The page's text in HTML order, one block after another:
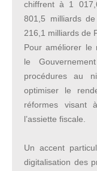
chiffrent à 1
801,5 milliards
216,1 milliards de
Pour améliorer le
le
procédures au
optimiser le
réformes visant
l’assiette fiscale.
Un accent
digitalisation des